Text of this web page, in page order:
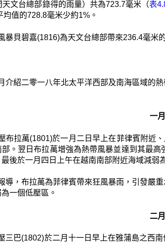
天文台總部錄得的雨量）共為723.7毫米（表
值的728.8毫米少約1%。
暴貝碧嘉(1816)為天文台總部帶來236.4毫米
介紹二零一八年北太平洋西部及南海區域的
一月
布拉萬(1801)於一月二日早上在菲律賓附近
。翌日布拉萬增強為熱帶風暴並達到其最
後於一月四日上午在越南南部附近海域減弱
導，布拉萬為菲律賓帶來狂風暴雨，引發嚴
一個低壓區。
二月
三巴(1802)於二月十一日早上在雅蒲島之西